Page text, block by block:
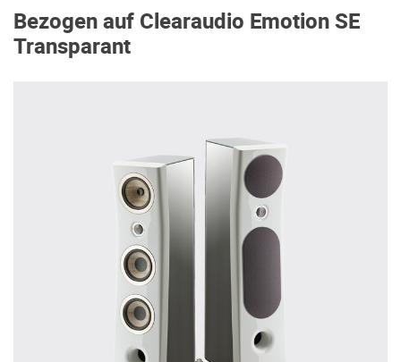
Bezogen auf Clearaudio Emotion SE
Transparant